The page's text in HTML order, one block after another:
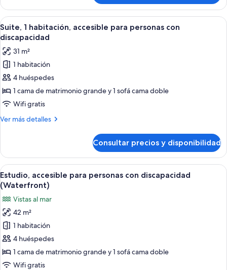
3
habitaciones
Abrir
todas
las
fotos
de
Suite,
1
habitación,
accesible
con
discapacidad
Una habitación de hotel moderna
12
Suite, 1 habitación, accesible para personas con
discapacidad
31 m²
1 habitación
4 huéspedes
1 cama de matrimonio grande y 1 sofá cama doble
Wifi gratis
Ver más detalles
Más
1
habitación,
accesible
para
personas
con
discapacidad
Consultar precios y disponibilidad
Abrir
todas
las
fotos
de
Estudio,
accesible
para
personas
Una cocina moderna con estufa
6
Estudio, accesible para personas con discapacidad
(Waterfront)
Vistas al mar
42 m²
1 habitación
4 huéspedes
1 cama de matrimonio grande y 1 sofá cama doble
Wifi gratis